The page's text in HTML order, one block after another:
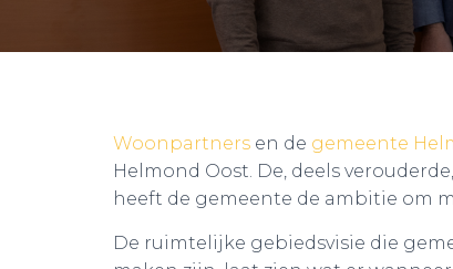
Woonpartners en de gemeente
Helmond Oost. De, deels
heeft de gemeente de ambitie om
De ruimtelijke gebiedsvisie die